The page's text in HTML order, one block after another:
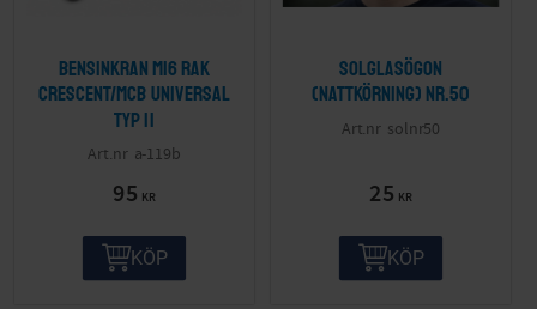
Bensinkran M16 Rak
Crescent/MCB Universal
Typ II
a-119b
95 KR
KÖP
Solglasögon
(nattkörning) nr.50
solnr50
25 KR
KÖP